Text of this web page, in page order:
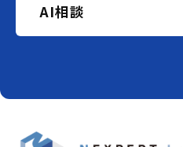
AI相談